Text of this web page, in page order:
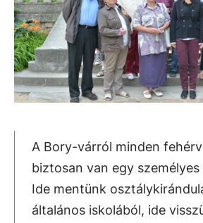
A Bory-várról minden
biztosan van egy
Ide mentünk
általános iskolából, ide